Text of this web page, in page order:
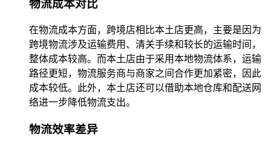
物流成本对比
在物流成本方面，跨境店相比本土店更高，主要是因为
跨境物流涉及运输费用、清关手续和较长的运输时间，
整体成本较高。而本土店由于采用本地物流体系，运输
路径更短，物流服务商与商家之间合作更加紧密，因此
成本较低。此外，本土店还可以借助本地仓库和配送网
络进一步降低物流支出。
物流效率差异